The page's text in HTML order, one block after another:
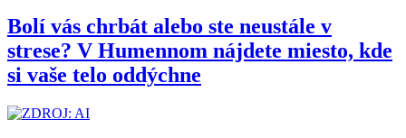
Bolí vás chrbát alebo ste neustále v
strese? V Humennom nájdete miesto, kde
si vaše telo oddýchne